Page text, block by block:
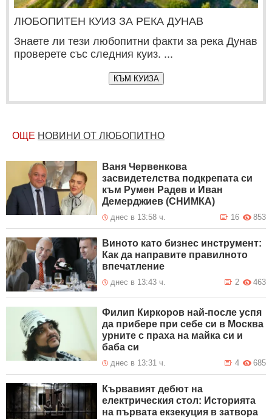
ЛЮБОПИТЕН КУИЗ ЗА РЕКА ДУНАВ
Знаете ли тези любопитни факти за река Дунав
проверете със следния куиз. ...
КЪМ КУИЗА
ОЩЕ НОВИНИ ОТ ЛЮБОПИТНО
Ваня Червенкова
засвидетелства подкрепата си
към Румен Радев и Иван
Демерджиев (СНИМКА)
днес в 13:58 ч. 853
16
Виното като бизнес инструмент:
Как да направите правилното
впечатление
днес в 13:43 ч. 463
2
Филип Киркоров най-после успя
да прибере при себе си в Москва
урните с праха на майка си и
баба си
днес в 13:31 ч. 685
4
Кървавият дебют на
електрическия стол: Историята
на първата екзекуция в затвора